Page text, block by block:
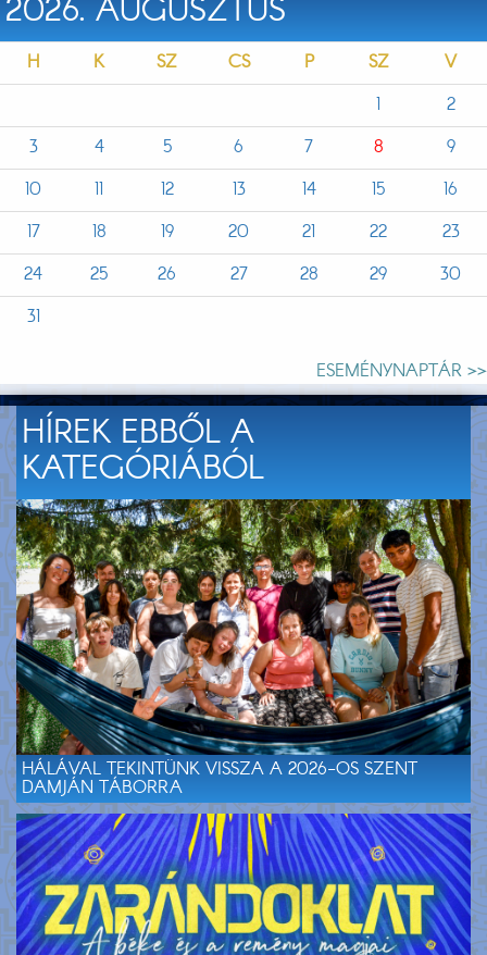
2026. AUGUSZTUS
H K SZ CS P SZ
V
1
2
3
4 5 6 7 8
9
10
11 12 13 14 15
16
17
18 19 20 21 22
23
24
25 26 27 28 29
30
31
ESEMÉNYNAPTÁR >>
HÍREK EBBŐL A
KATEGÓRIÁBÓL
HÁLÁVAL TEKINTÜNK VISSZA A 2026-OS SZENT
DAMJÁN TÁBORRA